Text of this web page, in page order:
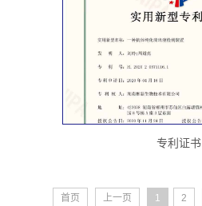
专利证书
首页 上一页 1 2